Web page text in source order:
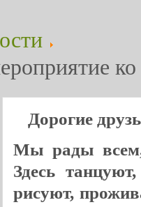
Дорогие
Мы рады всем,
Здесь
рисуют,